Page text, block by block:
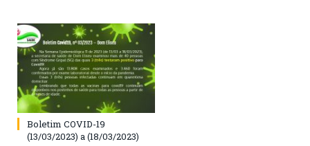
Boletim COVID-19
(13/03/2023) a (18/03/2023)